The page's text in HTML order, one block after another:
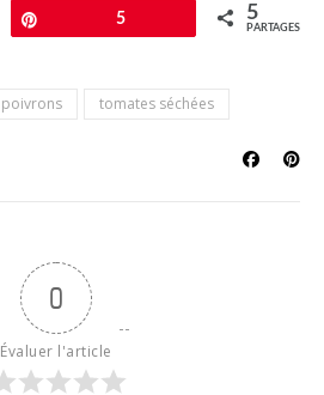
5 5
PARTAGES
poivrons tomates séchées
0
Évaluer l'article